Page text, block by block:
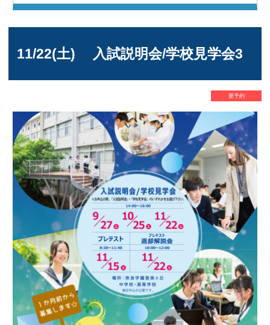
2025年11月22日（土） 14:00～
16:00
対象 小学4年生、5年生、6年生
会場 本校
[内容について]